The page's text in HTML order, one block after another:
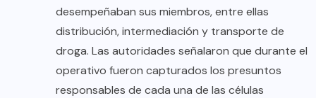
desempeñaban sus miembros, entre ellas
distribución, intermediación y transporte de
droga. Las autoridades señalaron que durante el
operativo fueron capturados los presuntos
responsables de cada una de las células